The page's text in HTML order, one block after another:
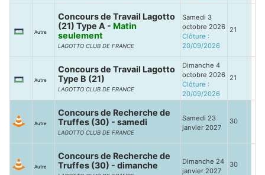
Autre
Concours de Travail Lagotto
(21) Type A - Matin
seulement
LAGOTTO CLUB DE FRANCE
Samedi 3
octobre 2026
Clôture :
20/09/2026
21
Autre
Concours de Travail Lagotto
Type B (21)
LAGOTTO CLUB DE FRANCE
Dimanche 4
octobre 2026
Clôture :
20/09/2026
21
Autre
Concours de Recherche de
Truffes (30) - samedi
LAGOTTO CLUB DE FRANCE
Samedi 23
janvier 2027
30
Autre
Concours de Recherche de
Truffes (30) - dimanche
Dimanche 24
janvier 2027
30